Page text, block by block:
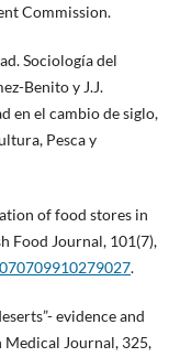
Commission.
Sociología del
Benito y J.J.
en el cambio de siglo,
Pesca y
of food stores in
Food Journal, 101(7),
.
evidence and
Journal, 325,